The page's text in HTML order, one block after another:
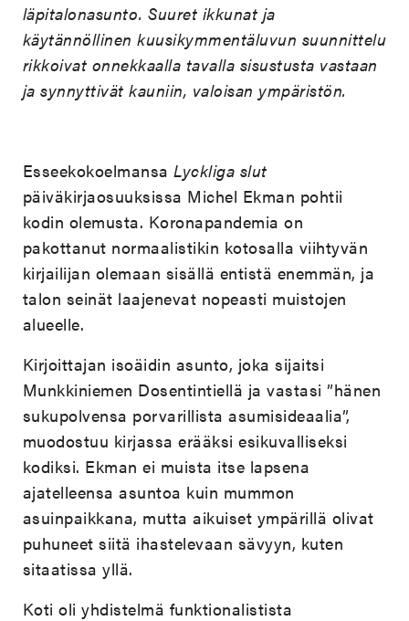
läpitalonasunto. Suuret ikkunat ja
käytännöllinen kuusikymmentäluvun suunnittelu
rikkoivat onnekkaalla tavalla sisustusta vastaan
ja synnyttivät kauniin, valoisan ympäristön.
EsseekokoelmansaLyckliga slut
päiväkirjaosuuksissa Michel Ekman pohtii
kodin olemusta. Koronapandemia on
pakottanut normaalistikin kotosalla viihtyvän
kirjailijan olemaan sisällä entistä enemmän, ja
talon seinät laajenevat nopeasti muistojen
alueelle.
Kirjoittajan isoäidin asunto, joka sijaitsi
Munkkiniemen Dosentintiellä ja vastasi ”hänen
sukupolvensa porvarillista asumisideaalia”,
muodostuu kirjassa erääksi esikuvalliseksi
kodiksi. Ekman ei muista itse lapsena
ajatelleensa asuntoa kuin mummon
asuinpaikkana, mutta aikuiset ympärillä olivat
puhuneet siitä ihastelevaan sävyyn, kuten
sitaatissa yllä.
Koti oli yhdistelmä funktionalistista